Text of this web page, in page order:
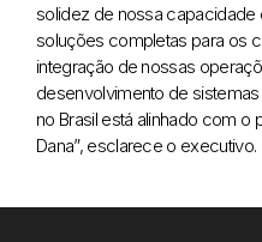
solidez de nossa
soluções completas para os
integração de nossas
desenvolvimento de
no Brasil está alinhado com o
Dana”, esclarece o executivo.